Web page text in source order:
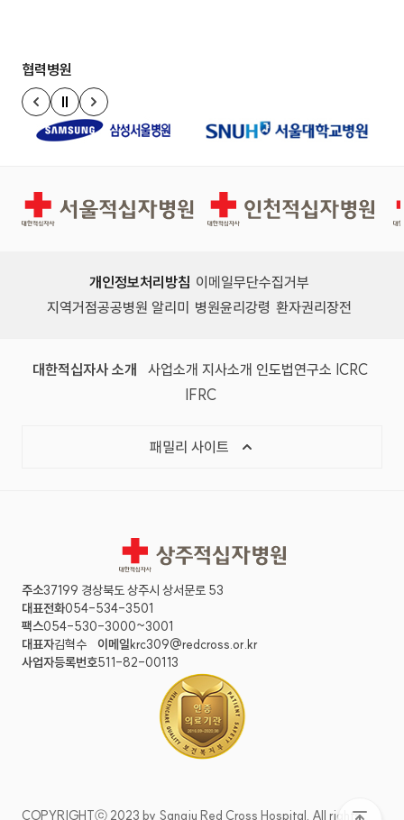
협력병원
이전 슬라이드
정지
다음 슬라이드
서울적십자병원 인천적십자병원
개인정보처리방침 이메일무단수집거부
지역거점공공병원 알리미
병원윤리강령 환자권리장전
대한적십자사 소개 사업소개 지사소개 인도법연구소 ICRC
IFRC
패밀리 사이트
상주적십자병원
주소37199 경상북도 상주시 상서문로 53
대표전화054-534-3501
팩스054-530-3000~3001
대표자김혁수 이메일krc309@redcross.or.kr
사업자등록번호511-82-00113
COPYRIGHTⓒ 2023 by Sangju Red Cross Hospital. All rights